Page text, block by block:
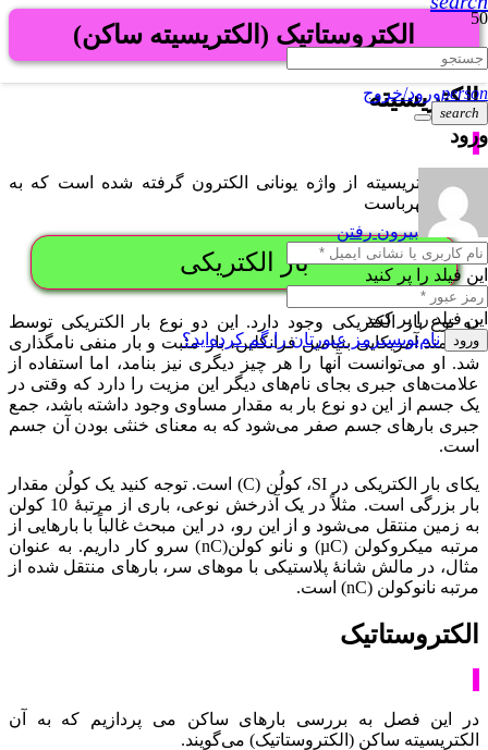
search
personورود/خروج
ورود
بیرون رفتن
این فیلد را پر کنید
این فیلد را پر کنید
ورود نام‌نویسیرمز عبورتان را گم کرده‌اید؟
الکتروستاتیک (الکتریسیته ساکن)
الکتریسیته
واژۀ الکتریسیته از واژه یونانی الکترون گرفته شده است که به
معنای کهرباست
بار الکتریکی
دو نوع بار الکتریکی وجود دارد. این دو نوع بار الکتریکی توسط
دانشمند آمریکایی بنیامین فرانکلین، بار مثبت و بار منفی نامگذاری
شد. او می‌توانست آنها را هر چیز دیگری نیز بنامد، اما استفاده از
علامت‌های جبری بجای نام‌های دیگر این مزیت را دارد که وقتی در
یک جسم از این دو نوع بار به مقدار مساوی وجود داشته باشد، جمع
جبری بارهای جسم صفر می‌شود که به معنای خنثی بودن آن جسم
است.
یکای بار الکتریکی در SI، کولُن (C) است. توجه کنید یک کولُن مقدار
بار بزرگی است. مثلاً در یک آذرخش نوعی، باری از مرتبۀ 10 کولن
به زمین منتقل می‌شود و از این رو، در این مبحث غالباً با بارهایی از
مرتبه میکروکولن (µC) و نانو کولن(nC) سرو کار داریم. به عنوان
مثال، در مالش شانۀ پلاستیکی با موهای سر، بارهای منتقل شده از
مرتبه نانوکولن (nC) است.
الکتروستاتیک
در این فصل به بررسی بارهای ساکن می پردازیم که به آن
الکتریسیته ساکن (الکتروستاتیک) می‌گویند.